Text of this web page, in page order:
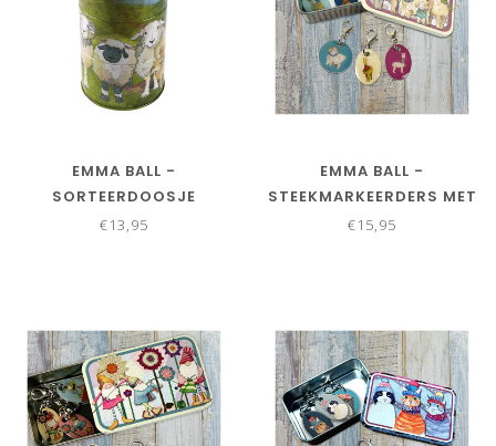
EMMA BALL -
SORTEERDOOSJE
DRIEDELIG WOLLIGE
€13,95
EMMA BALL -
STEEKMARKEERDERS MET
KARABIJNSLUITING -
€15,95